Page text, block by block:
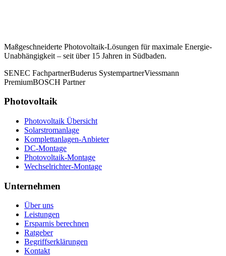
Maßgeschneiderte Photovoltaik-Lösungen für maximale Energie-
Unabhängigkeit – seit über 15 Jahren in Südbaden.
SENEC FachpartnerBuderus SystempartnerViessmann
PremiumBOSCH Partner
Photovoltaik
Photovoltaik Übersicht
Solarstromanlage
Komplettanlagen-Anbieter
DC-Montage
Photovoltaik-Montage
Wechselrichter-Montage
Unternehmen
Über uns
Leistungen
Ersparnis berechnen
Ratgeber
Begriffserklärungen
Kontakt